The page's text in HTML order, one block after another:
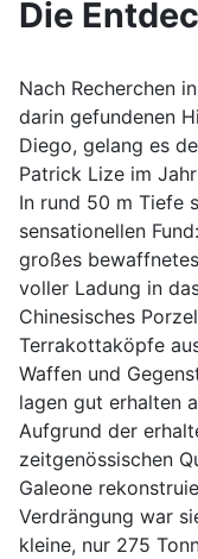
Die
Nach Recherchen
darin gefundenen
Diego, gelang es
Patrick Lize im
In rund 50 m Tiefe
sensationellen
großes
voller Ladung in
Chinesisches
Terrakottaköpfe
Waffen und
lagen gut erhalten
Aufgrund der
zeitgenössischen
Galeone
Verdrängung war
kleine, nur 275